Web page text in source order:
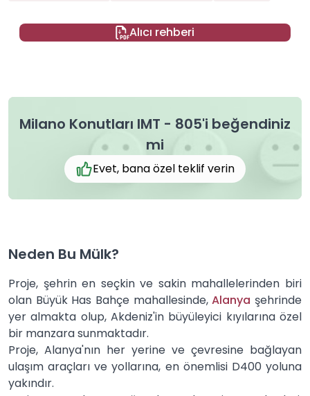
Alıcı rehberi
Milano Konutları IMT - 805'i beğendiniz
mi
Evet, bana özel teklif verin
Neden Bu Mülk?
Proje, şehrin en seçkin ve sakin mahallelerinden biri
olan Büyük Has Bahçe mahallesinde,Alanya şehrinde
yer almakta olup, Akdeniz'in büyüleyici kıyılarına özel
bir manzara sunmaktadır.
Proje, Alanya'nın her yerine ve çevresine bağlayan
ulaşım araçları ve yollarına, en önemlisi D400 yoluna
yakındır.